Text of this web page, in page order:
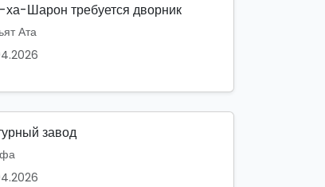
Шарон требуется дворник
Ата
завод